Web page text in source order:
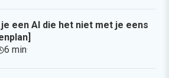
een AI die het niet met je eens
6 min·